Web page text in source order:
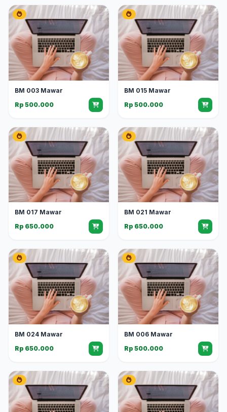
BM 003 Mawar
Rp 500.000
BM 015 Mawar
Rp 500.000
BM 017 Mawar
Rp 650.000
BM 021 Mawar
Rp 650.000
BM 024 Mawar
Rp 650.000
BM 006 Mawar
Rp 500.000